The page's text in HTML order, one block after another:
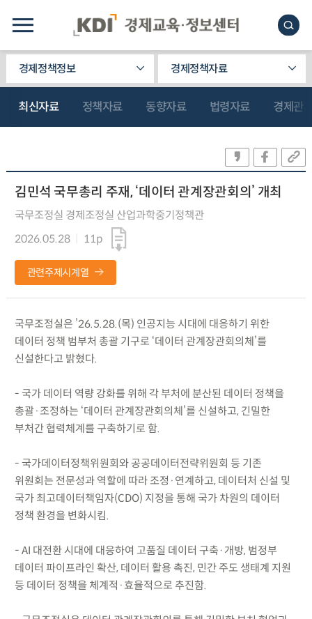
경제정책정보 경제정책자료
최신자료 정책자료 동향자료 법령자료 경제관
김민석 국무총리 주재, ‘데이터 관계장관회의’ 개최
국무조정실 경제조정실 산업과학중기정책관
2026.05.28
11p
관련주제시계열
국무조정실은 ’26.5.28.(목) 인공지능 시대에 대응하기 위한
데이터 정책 범부처 총괄 기구로 ‘데이터 관계장관회의체’를
신설한다고 밝혔다.
- 국가 데이터 역량 강화를 위해 각 부처에 분산된 데이터 정책을
총괄·조정하는 ‘데이터 관계장관회의체’를 신설하고, 긴밀한
부처간 협력체계를 구축하기로 함.
- 국가데이터정책위원회와 공공데이터전략위원회 등 기존
위원회는 전문성과 역할에 따라 조정·연계하고, 데이터처 신설 및
국가 최고데이터책임자(CDO) 지정을 통해 국가 차원의 데이터
정책 환경을 변화시킴.
- AI 대전환 시대에 대응하여 고품질 데이터 구축·개방, 범정부
데이터 파이프라인 확산, 데이터 활용 촉진, 민간 주도 생태계 지원
등 데이터 정책을 체계적·효율적으로 추진함.